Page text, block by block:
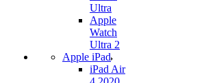
Ultra
Apple
Watch
Ultra 2
Apple iPad
iPad Air